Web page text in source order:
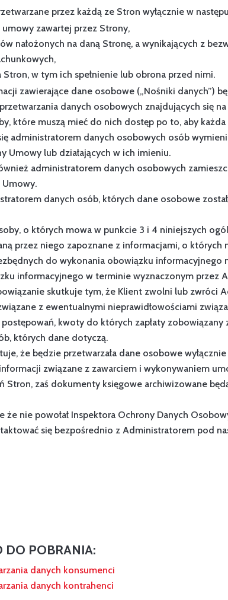
przez każdą ze Stron wyłącznie w
umowy zawartej przez Strony,
nałożonych na daną Stronę, a wynikających z
Stron, w tym ich spełnienie lub obrona przed nimi.
zawierające dane osobowe („Nośniki danych”)
danych osobowych znajdujących się
które muszą mieć do nich dostęp po to, aby
administratorem danych osobowych osób
Umowy lub działających w ich imieniu.
administratorem danych osobowych
Umowy.
danych osób, których dane osobowe
o których mowa w punkcie 3 i 4 niniejszych
przez niego zapoznane z informacjami, o których
do wykonania obowiązku informacyjnego
informacyjnego w terminie wyznaczonym przez
skutkuje tym, że Klient zwolni lub zwróci
z ewentualnymi nieprawidłowościami
postępowań, kwoty do których zapłaty
których dane dotyczą.
że będzie przetwarzała dane osobowe
związane z zawarciem i wykonywaniem
Stron, zaś dokumenty księgowe archiwizowane
nie powołał Inspektora Ochrony Danych
się bezpośrednio z Administratorem pod
DO POBRANIA:
danych konsumenci
danych kontrahenci